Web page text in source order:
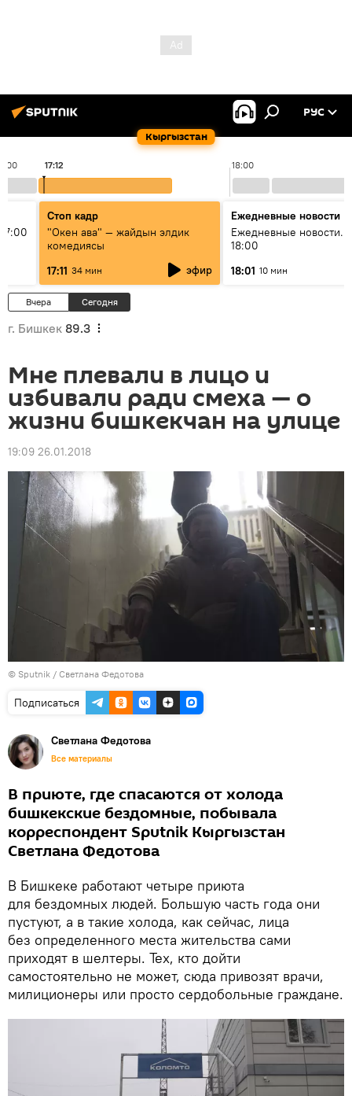
Кыргызстан
РУС
18:00
17:12
Стоп кадр
"Окен ава" — жайдын элдик
комедиясы
17:11 34 мин эфир
Ежедневные новости
Ежедневные новости.
18:00
18:01 10 мин
Вчера Сегодня
г. Бишкек 89.3
Мне плевали в лицо и
избивали ради смеха — о
жизни бишкекчан на улице
19:09 26.01.2018
© Sputnik / Светлана Федотова
Подписаться
Светлана Федотова
Все материалы
В приюте, где спасаются от холода
бишкекские бездомные, побывала
корреспондент Sputnik Кыргызстан
Светлана Федотова
В Бишкеке работают четыре приюта
для бездомных людей. Большую часть года они
пустуют, а в такие холода, как сейчас, лица
без определенного места жительства сами
приходят в шелтеры. Тех, кто дойти
самостоятельно не может, сюда привозят врачи,
милиционеры или просто сердобольные граждане.